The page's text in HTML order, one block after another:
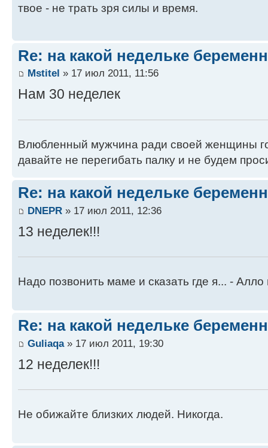
твое - не трать зря силы и время.
Re: на какой недельке
Mstitel » 17 июл 2011, 11:56
Нам 30 неделек
Влюбленный мужчина ради своей женщины
давайте не перегибать палку и не будем
Re: на какой недельке
DNEPR » 17 июл 2011, 12:36
13 неделек!!!
Надо позвонить маме и сказать где я... -
Re: на какой недельке
Guliaqa» 17 июл 2011, 19:30
12 неделек!!!
Не обижайте близких людей. Никогда.